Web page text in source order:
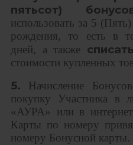
пятьсот)
использовать за 5
рождения, то есть в
дней, а также
стоимости купленных
5. Начисление
покупку Участника в
«АУРА» или в
Карты по номеру
номеру Бонусной карты.